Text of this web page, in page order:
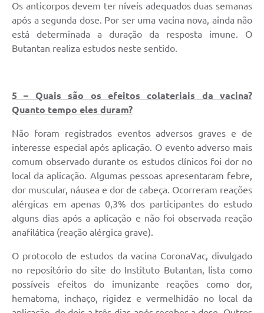
Os anticorpos devem ter níveis adequados duas semanas
após a segunda dose. Por ser uma vacina nova, ainda não
está determinada a duração da resposta imune. O
Butantan realiza estudos neste sentido.
5 – Quais são os efeitos colateriais da vacina?
Quanto tempo eles duram?
Não foram registrados eventos adversos graves e de
interesse especial após aplicação. O evento adverso mais
comum observado durante os estudos clínicos foi dor no
local da aplicação. Algumas pessoas apresentaram febre,
dor muscular, náusea e dor de cabeça. Ocorreram reações
alérgicas em apenas 0,3% dos participantes do estudo
alguns dias após a aplicação e não foi observada reação
anafilática (reação alérgica grave).
O protocolo de estudos da vacina CoronaVac, divulgado
no repositório do site do Instituto Butantan, lista como
possíveis efeitos do imunizante reações como dor,
hematoma, inchaço, rigidez e vermelhidão no local da